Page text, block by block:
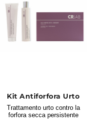
Kit Antiforfora Urto
Trattamento urto contro la
forfora secca persistente